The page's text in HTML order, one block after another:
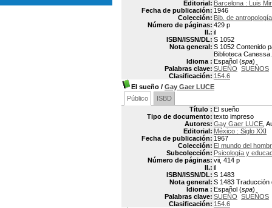
Editorial: Barcelona : Luis
Fecha de publicación: 1946
Colección: Bib. de
Número de páginas: 429 p
Il.: il
ISBN/ISSN/DL: S 1052
Nota general: S 1052 Contenido
Biblioteca
Idioma : Español (spa)
Palabras clave: SUEÑO SUEÑOS
Clasificación: 154.6
El sueño / Gay Gaer LUCE
Público
ISBD
Título : El sueño
Tipo de documento: texto impreso
Autores: Gay Gaer LUCE ,
Editorial: México : Siglo XXI
Fecha de publicación: 1967
Colección: El mundo del
Subcolección: Psicología y
Número de páginas: vii, 414 p
Il.: il
ISBN/ISSN/DL: S 1483
Nota general: S 1483 Traducción
Idioma : Español (spa)
Palabras clave: SUEÑO SUEÑOS
Clasificación: 154.6